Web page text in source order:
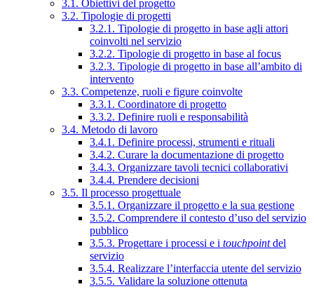
3.1. Obiettivi del progetto
3.2. Tipologie di progetti
3.2.1. Tipologie di progetto in base agli attori
coinvolti nel servizio
3.2.2. Tipologie di progetto in base al focus
3.2.3. Tipologie di progetto in base all’ambito di
intervento
3.3. Competenze, ruoli e figure coinvolte
3.3.1. Coordinatore di progetto
3.3.2. Definire ruoli e responsabilità
3.4. Metodo di lavoro
3.4.1. Definire processi, strumenti e rituali
3.4.2. Curare la documentazione di progetto
3.4.3. Organizzare tavoli tecnici collaborativi
3.4.4. Prendere decisioni
3.5. Il processo progettuale
3.5.1. Organizzare il progetto e la sua gestione
3.5.2. Comprendere il contesto d’uso del servizio
pubblico
3.5.3. Progettare i processi e i touchpointdel
servizio
3.5.4. Realizzare l’interfaccia utente del servizio
3.5.5. Validare la soluzione ottenuta